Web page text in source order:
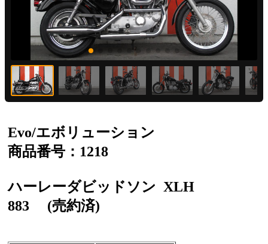
Evo/エボリューション
商品番号：1218
ハーレーダビッドソン XLH
883
(売約済)